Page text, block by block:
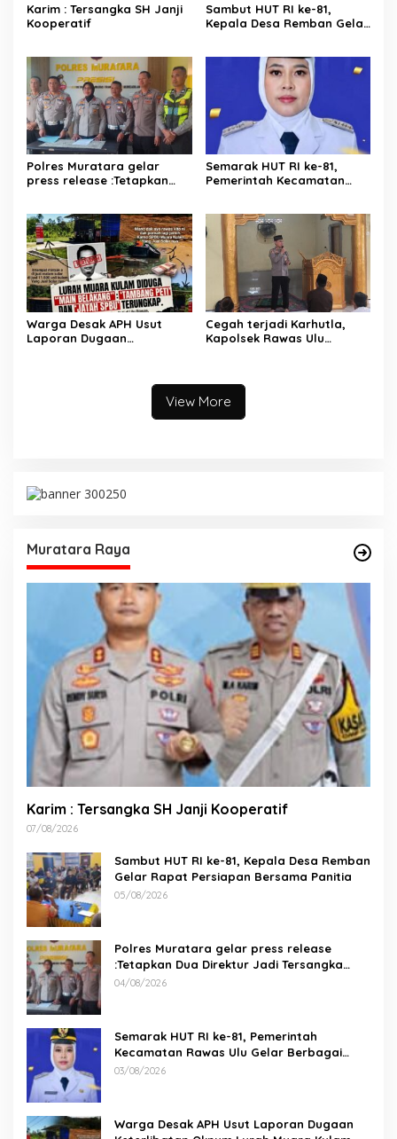
Karim : Tersangka SH Janji
Kooperatif
Sambut HUT RI ke-81,
Kepala Desa Remban Gelar
Polres Muratara gelar
press release :Tetapkan
Maut antara Bus ALS dan
Tangki BBM Tewaskan 19
Orang
Semarak HUT RI ke-81,
Pemerintah Kecamatan
Warga Desak APH Usut
Laporan Dugaan
Cegah terjadi Karhutla,
Kapolsek Rawas Ulu
View More
Muratara Raya
Karim : Tersangka SH Janji Kooperatif
07/08/2026
Sambut HUT RI ke-81, Kepala Desa Remban
Gelar Rapat Persiapan Bersama Panitia
05/08/2026
Polres Muratara gelar press release
:Tetapkan Dua Direktur Jadi Tersangka
Kecelakaan Maut antara Bus ALS dan
04/08/2026
Semarak HUT RI ke-81, Pemerintah
Kecamatan Rawas Ulu Gelar Berbagai
Lomba
03/08/2026
Warga Desak APH Usut Laporan Dugaan